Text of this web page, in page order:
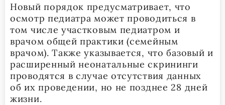
Новый порядок предусматривает, что
осмотр педиатра может проводиться в
том числе участковым педиатром и
врачом общей практики (семейным
врачом). Также указывается, что базовый и
расширенный неонатальные скрининги
проводятся в случае отсутствия данных
об их проведении, но не позднее 28 дней
жизни.